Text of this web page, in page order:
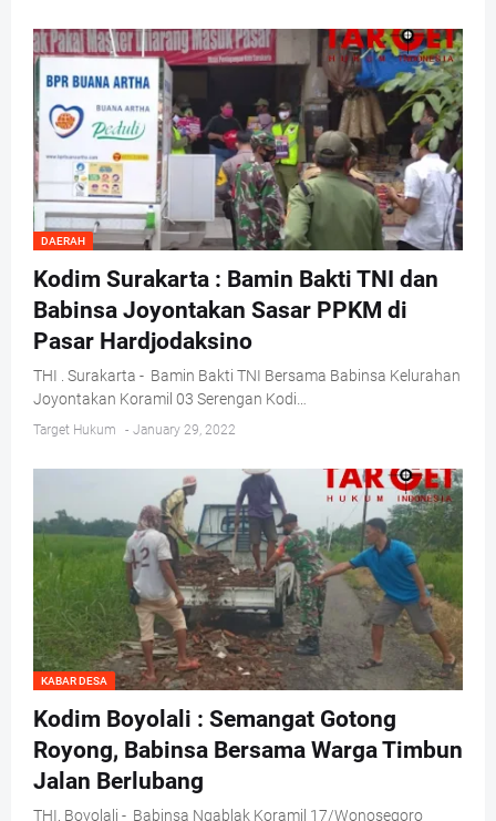
DAERAH
Kodim Surakarta : Bamin Bakti TNI dan
Babinsa Joyontakan Sasar PPKM di
Pasar Hardjodaksino
THI . Surakarta - Bamin Bakti TNI Bersama Babinsa Kelurahan
Joyontakan Koramil 03 Serengan Kodi…
Target Hukum - January 29, 2022
KABAR DESA
Kodim Boyolali : Semangat Gotong
Royong, Babinsa Bersama Warga Timbun
Jalan Berlubang
THI. Boyolali - Babinsa Ngablak Koramil 17/Wonosegoro